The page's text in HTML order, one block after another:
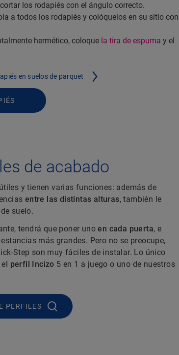
los rodapiés con el ángulo correcto.
a todos los rodapiés y colóquelos en su sitio con
hermético, coloque la tira de espuma y el
en suelos de parquet
de acabado
y tienen varias funciones: además de
entre las distintas alturas, también le
suelo.
tendrá que poner unoen cada puerta, e
más grandes. Pero no se preocupe,
Step son muy fáciles de instalar. Lo único
perfil Incizo 5 en 1 a juego o uno de nuestros
PERFILES